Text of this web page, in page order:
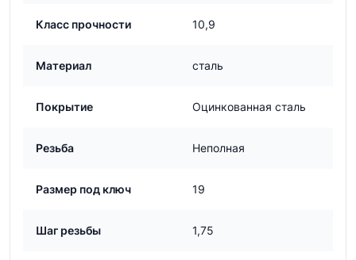
Класс прочности 10,9
Материал сталь
Покрытие Оцинкованная сталь
Резьба Неполная
Размер под ключ 19
Шаг резьбы 1,75